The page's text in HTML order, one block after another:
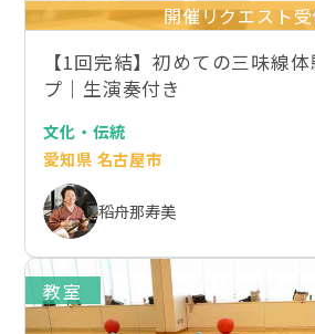
開催リクエスト
【1回完結】初めての三味線
プ｜生演奏付き
文化・伝統
愛知県 名古屋市
稻舟那寿美
教室